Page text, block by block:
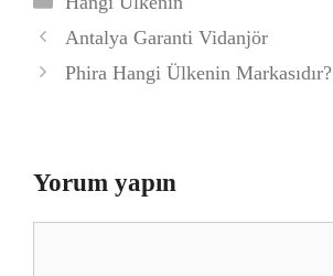
Antalya Garanti Vidanjör
Phira Hangi Ülkenin Markasıdır?
Yorum yapın